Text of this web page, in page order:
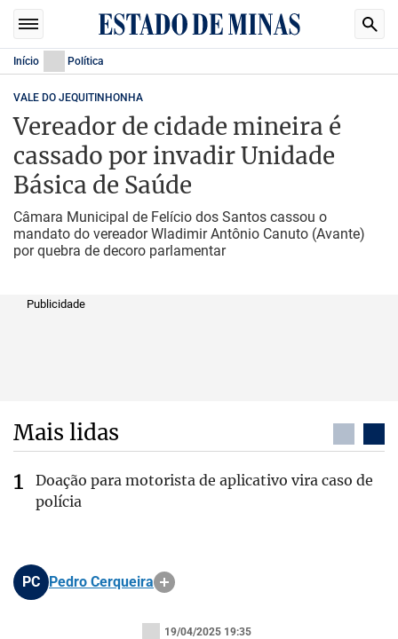
Início Política
VALE DO JEQUITINHONHA
Vereador de cidade mineira é
cassado por invadir Unidade
Básica de Saúde
Câmara Municipal de Felício dos Santos cassou o
mandato do vereador Wladimir Antônio Canuto (Avante)
por quebra de decoro parlamentar
Publicidade
Mais lidas
Doação para motorista de aplicativo vira caso de
polícia
PC Pedro Cerqueira
19/04/2025 19:35